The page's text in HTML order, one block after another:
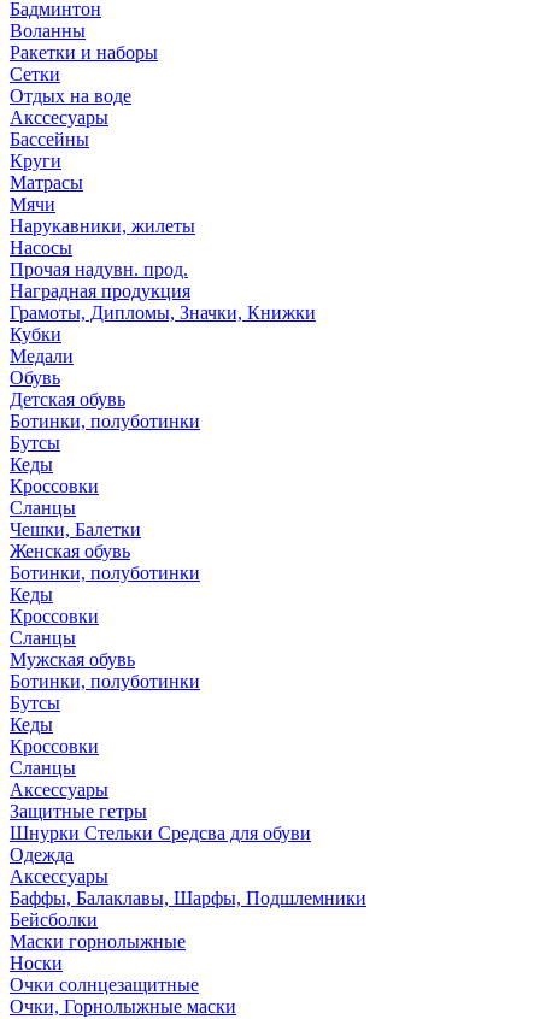
Бадминтон
Воланны
Ракетки и наборы
Сетки
Отдых на воде
Акссесуары
Бассейны
Круги
Матрасы
Мячи
Нарукавники, жилеты
Насосы
Прочая надувн. прод.
Наградная продукция
Грамоты, Дипломы, Значки, Книжки
Кубки
Медали
Обувь
Детская обувь
Ботинки, полуботинки
Бутсы
Кеды
Кроссовки
Сланцы
Чешки, Балетки
Женская обувь
Ботинки, полуботинки
Кеды
Кроссовки
Сланцы
Мужская обувь
Ботинки, полуботинки
Бутсы
Кеды
Кроссовки
Сланцы
Аксессуары
Защитные гетры
Шнурки Стельки Средсва для обуви
Одежда
Аксессуары
Баффы, Балаклавы, Шарфы, Подшлемники
Бейсболки
Маски горнолыжные
Носки
Очки солнцезащитные
Очки, Горнолыжные маски